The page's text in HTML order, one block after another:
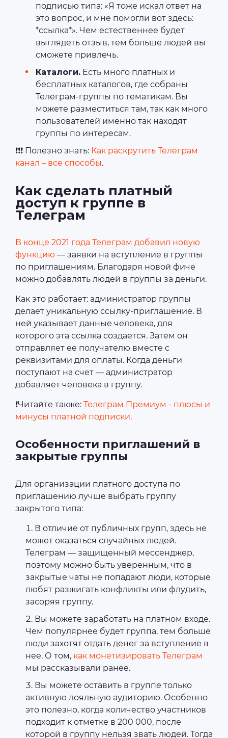
подписью типа: «Я тоже искал ответ на
это вопрос, и мне помогли вот здесь:
*ссылка*». Чем естественнее будет
выглядеть отзыв, тем больше людей вы
сможете привлечь.
Каталоги. Есть много платных и
бесплатных каталогов, где собраны
Телеграм-группы по тематикам. Вы
можете разместиться там, так как много
пользователей именно так находят
группы по интересам.
❗❗❗ Полезно знать: Как раскрутить Телеграм
канал – все способы.
Как сделать платный
доступ к группе в
Телеграм
В конце 2021 года Телеграм добавил новую
функцию — заявки на вступление в группы
по приглашениям. Благодаря новой фиче
можно добавлять людей в группы за деньги.
Как это работает: администратор группы
делает уникальную ссылку-приглашение. В
ней указывает данные человека, для
которого эта ссылка создается. Затем он
отправляет ее получателю вместе с
реквизитами для оплаты. Когда деньги
поступают на счет — администратор
добавляет человека в группу.
❗Читайте также: Телеграм Премиум - плюсы и
минусы платной подписки.
Особенности приглашений в
закрытые группы
Для организации платного доступа по
приглашению лучше выбрать группу
закрытого типа:
В отличие от публичных групп, здесь не
может оказаться случайных людей.
Телеграм — защищенный мессенджер,
поэтому можно быть уверенным, что в
закрытые чаты не попадают люди, которые
любят разжигать конфликты или флудить,
засоряя группу.
Вы можете заработать на платном входе.
Чем популярнее будет группа, тем больше
люди захотят отдать денег за вступление в
нее. О том, как монетизировать Телеграм
мы рассказывали ранее.
Вы можете оставить в группе только
активную лояльную аудиторию. Особенно
это полезно, когда количество участников
подходит к отметке в 200 000, после
которой в группу нельзя звать людей. Тогда